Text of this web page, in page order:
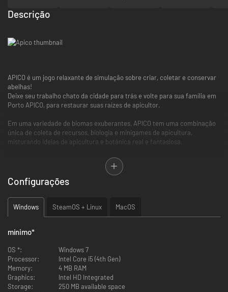
Descrição
APICO é um jogo relaxante de simulação sobre criar, coletar e conservar
abelhas!
Deixe seu trabalho chato da cidade para trás e volte para sua família em
Porto APICO, para restaurar suas raízes de apicultor.
Em uma variedade de biomas exuberantes, APICO tem uma combinação
única de coleta de recursos, biologia e minigames de apicultura,
misturando ideias de apicultura e botânica real e fantasiosa.
Em sua jornada você irá redescobrir espécies perdidas, cruzar novas
abelhas e ajudar a repovoar as ilhas.
Minigames exclusivos de criação e apicultura que movimentam o
jogo
Cruze diferentes abelhas para descobrir mais de 30 novas espécies
Crie e venda mel, Apicola, e outros produtos de apicultura
Restaure espécies perdidas, e devolva-as para a natureza
Configurações
Windows SteamOS + Linux MacOS
mínimo*
OS *:
Windows 7
Processor:
Intel Core i5 (4th Gen)
Memory:
4 MB RAM
Graphics:
Intel HD Integrated
Storage:
250 MB available space